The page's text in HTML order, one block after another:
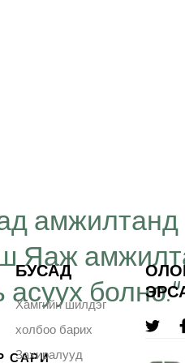
амжилтанд
Яаж
асуух болно.“
САРИ
БУСАД
Хамгийн шилдэг
холбоо барих
Захиралууд